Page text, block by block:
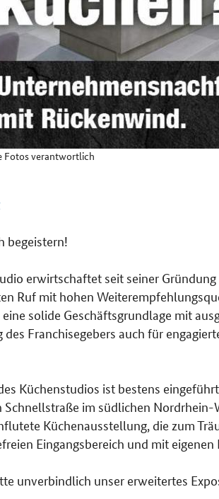
Fotos verantwortlich
begeistern!
erwirtschaftet seit seiner
Ruf mit hohen
solide Geschäftsgrundlage mit
Franchisegebers auch für
Küchenstudios ist bestens
im südlichen
Küchenausstellung, die zum
Eingangsbereich und mit eigenen
unverbindlich unser erweitertes